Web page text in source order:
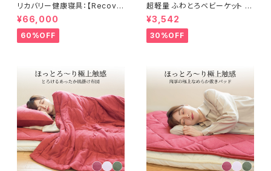
リカバリー健康寝具：【Recove
rion】リカバリオン羽毛掛け布団
プラウシオン®加工
¥66,000
60%OFF
超軽量 ふわとろベビーケット 8
5×115cm
¥3,542
30%OFF